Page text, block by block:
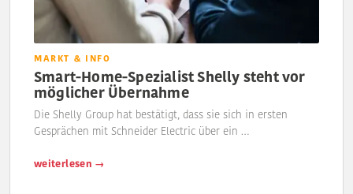
MARKT & INFO
Smart-Home-Spezialist Shelly steht vor
möglicher Übernahme
Die Shelly Group hat bestätigt, dass sie sich in ersten
Gesprächen mit Schneider Electric über ein …
weiterlesen →